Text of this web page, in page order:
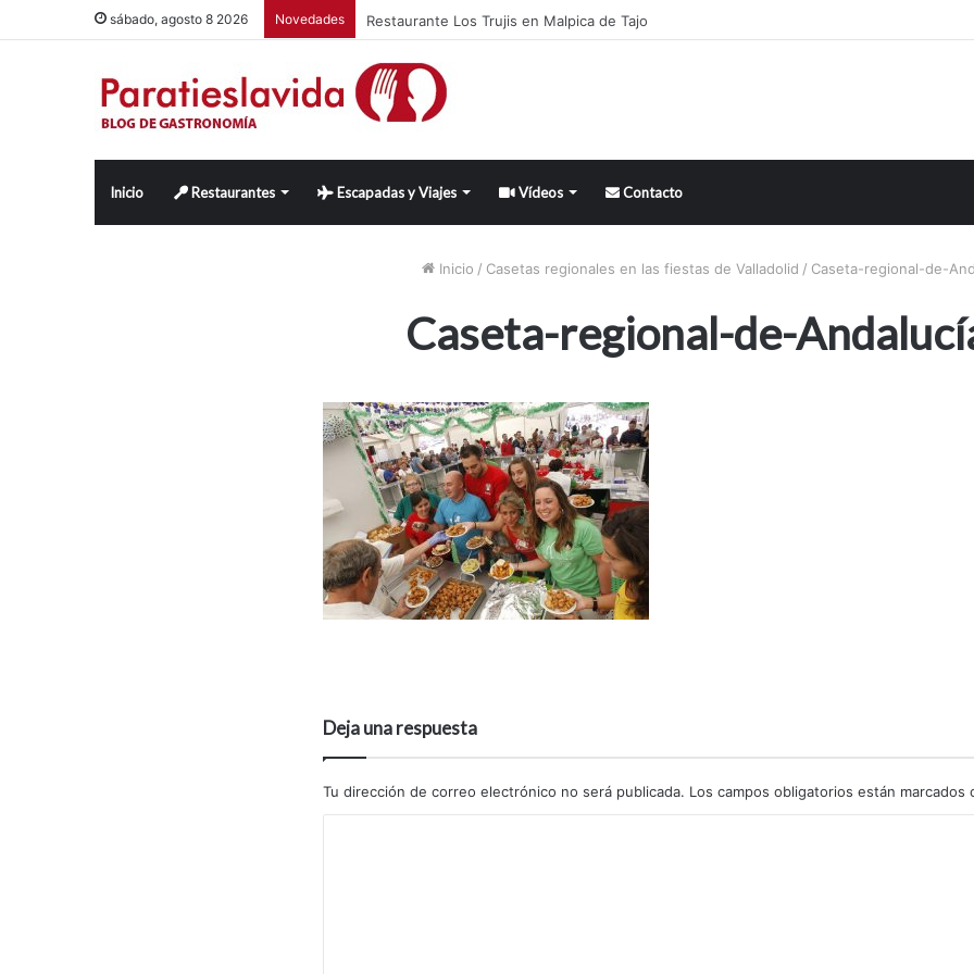
sábado, agosto 8 2026 Novedades Restaurante Los Trujis en Malpica de Tajo
Inicio Restaurantes Escapadas y Viajes Vídeos Contacto
Inicio / Casetas regionales en las fiestas de Valladolid / Caseta-regional-de-
Caseta-regional-de-
Deja una respuesta
Tu dirección de correo electrónico no será publicada. Los campos obligatorios están marcados